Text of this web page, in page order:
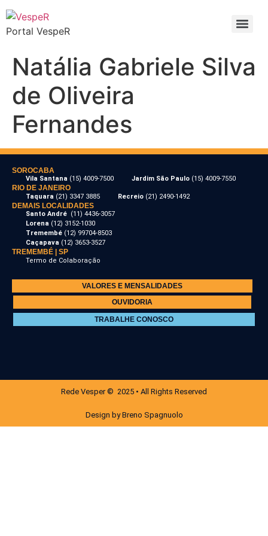
Portal VespeR
Natália Gabriele Silva
de Oliveira
Fernandes
SOROCABA
Vila Santana (15) 4009-7500 Jardim São Paulo (15) 4009-7550
RIO DE JANEIRO
Taquara (21) 3347 3885 Recreio (21) 2490-1492
DEMAIS LOCALIDADES
Santo André (11) 4436-3057
Lorena (12) 3152-1030
Tremembé (12) 99704-8503
Caçapava (12) 3653-3527
TREMEMBÉ | SP
Termo de Colaboração
VALORES E MENSALIDADES
OUVIDORIA
TRABALHE CONOSCO
Rede Vesper © 2025 • All Rights Reserved
Design by Breno Spagnuolo